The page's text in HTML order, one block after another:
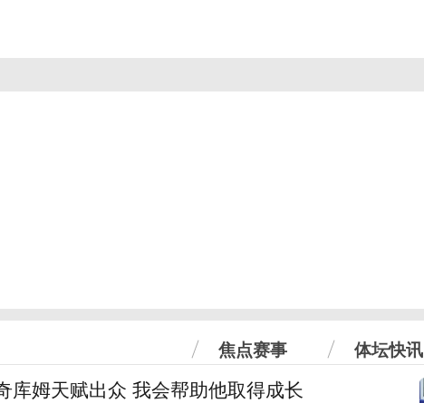
焦点赛事 体坛快讯
库姆天赋出众 我会帮助他取得成长